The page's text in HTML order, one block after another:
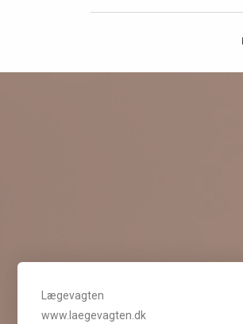
Lægevagten
www.laegevagten.dk